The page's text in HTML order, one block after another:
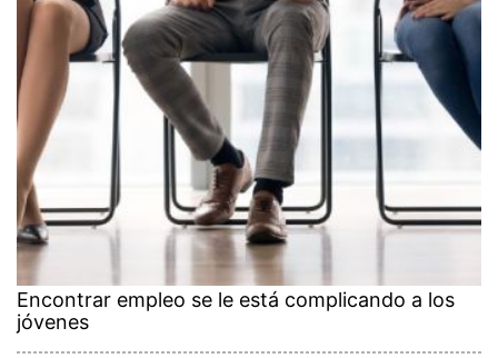
Encontrar empleo se le está complicando a los
jóvenes